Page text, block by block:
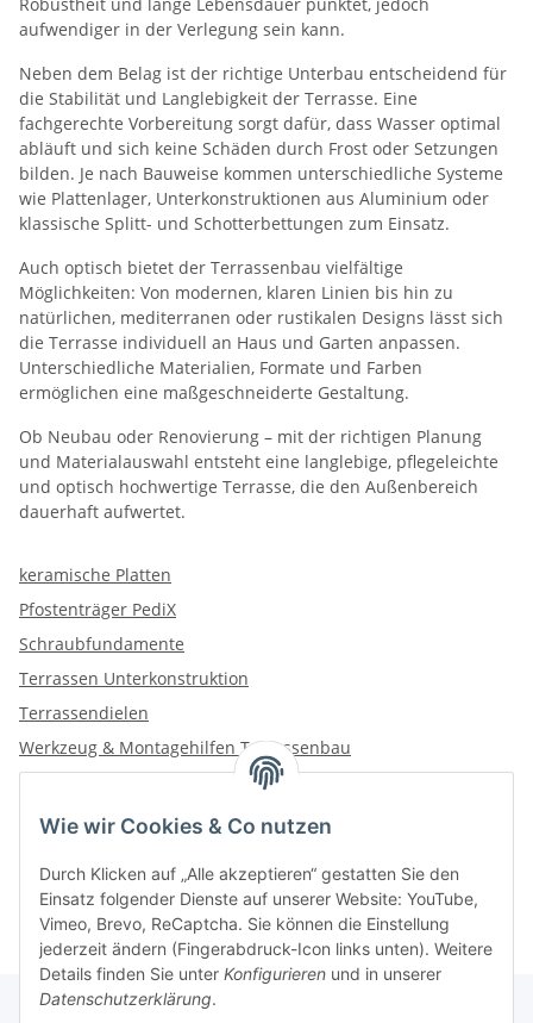
Wie wir Cookies & Co nutzen
Durch Klicken auf „Alle akzeptieren“ gestatten Sie den
Einsatz folgender Dienste auf unserer Website: YouTube,
Vimeo, Brevo, ReCaptcha. Sie können die Einstellung
jederzeit ändern (Fingerabdruck-Icon links unten). Weitere
Details finden Sie unter Konfigurieren und in unserer
Datenschutzerklärung.
aufwendiger in der Verlegung sein kann.
Neben dem Belag ist der richtige Unterbau entscheidend für
die Stabilität und Langlebigkeit der Terrasse. Eine
fachgerechte Vorbereitung sorgt dafür, dass Wasser optimal
abläuft und sich keine Schäden durch Frost oder Setzungen
bilden. Je nach Bauweise kommen unterschiedliche Systeme
wie Plattenlager, Unterkonstruktionen aus Aluminium oder
klassische Splitt- und Schotterbettungen zum Einsatz.
Auch optisch bietet der Terrassenbau vielfältige
Möglichkeiten: Von modernen, klaren Linien bis hin zu
natürlichen, mediterranen oder rustikalen Designs lässt sich
die Terrasse individuell an Haus und Garten anpassen.
Unterschiedliche Materialien, Formate und Farben
ermöglichen eine maßgeschneiderte Gestaltung.
Ob Neubau oder Renovierung – mit der richtigen Planung
und Materialauswahl entsteht eine langlebige, pflegeleichte
und optisch hochwertige Terrasse, die den Außenbereich
dauerhaft aufwertet.
keramische Platten
Pfostenträger PediX
Schraubfundamente
Terrassen Unterkonstruktion
Terrassendielen
Werkzeug & Montagehilfen Terrassenbau
Kategorien